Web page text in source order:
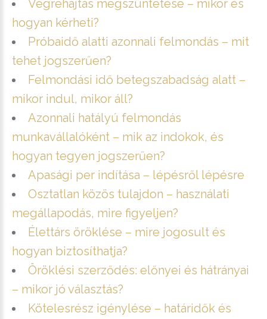
Végrehajtás megszüntetése – mikor és
hogyan kérheti?
Próbaidő alatti azonnali felmondás – mit
tehet jogszerűen?
Felmondási idő betegszabadság alatt –
mikor indul, mikor áll?
Azonnali hatályú felmondás
munkavállalóként – mik az indokok, és
hogyan tegyen jogszerűen?
Apasági per indítása – lépésről lépésre
Osztatlan közös tulajdon – használati
megállapodás, mire figyeljen?
Élettárs öröklése – mire jogosult és
hogyan biztosíthatja?
Öröklési szerződés: előnyei és hátrányai
– mikor jó választás?
Kötelesrész igénylése – határidők és